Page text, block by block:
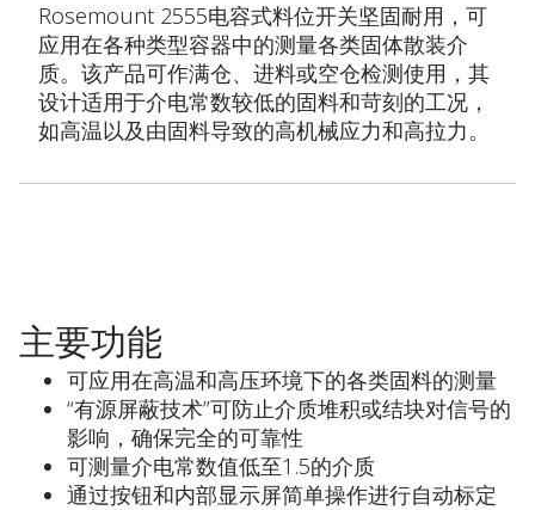
Rosemount 2555电容式料位开关坚固耐用，可
应用在各种类型容器中的测量各类固体散装介
质。该产品可作满仓、进料或空仓检测使用，其
设计适用于介电常数较低的固料和苛刻的工况，
如高温以及由固料导致的高机械应力和高拉力。
主要功能
可应用在高温和高压环境下的各类固料的测量
“有源屏蔽技术”可防止介质堆积或结块对信号的
影响，确保完全的可靠性
可测量介电常数值低至1.5的介质
通过按钮和内部显示屏简单操作进行自动标定